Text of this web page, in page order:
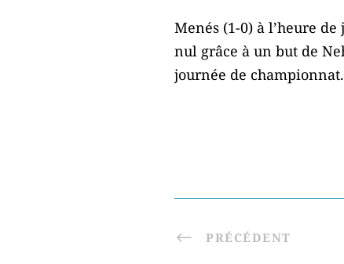
Menés (1-0) à l’heure
nul grâce à un but de
journée de championnat.
PRÉCÉDENT